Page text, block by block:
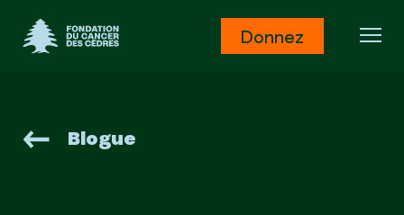
Fondation du Cancer des Cèdres
Donnez
Blogue